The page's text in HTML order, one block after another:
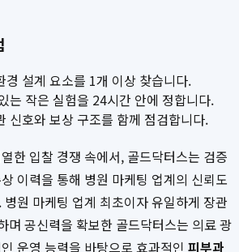
경 설계 요소를 1개 이상 찾습니다.
는 작은 실험을 24시간 안에 정합니다.
신호와 보상 구조를 함께 점검합니다.
한 입찰 경쟁 속에서, 골드닥터스는 검증
이력을 통해 병원 마케팅 업계의 신뢰도
원 마케팅 업계 최초이자 유일하게 장관
며 공신력을 확보한 골드닥터스는 의료 광
운영 능력을 바탕으로 효과적인 피부과